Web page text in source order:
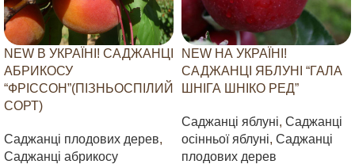
NEW В УКРАЇНІ! САДЖАНЦІ
АБРИКОСУ
“ФРІССОН”(ПІЗНЬОСПІЛИЙ
СОРТ)
Саджанці плодових дерев,
Саджанці абрикосу
NEW НА УКРАЇНІ!
САДЖАНЦІ ЯБЛУНІ “ГАЛА
ШНІГА ШНІКО РЕД”
Саджанці яблуні, Саджанці
осінньої яблуні, Саджанці
плодових дерев